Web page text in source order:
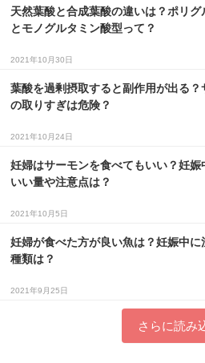
天然葉酸と合成葉酸の違いは？ポリグ
とモノグルタミン酸型って？
2021年10月30日
葉酸を過剰摂取すると副作用が出る？
の取りすぎは危険？
2021年10月24日
妊婦はサーモンを食べてもいい？妊娠
いい量や注意点は？
2021年10月5日
妊婦が食べた方が良い魚は？妊娠中に
種類は？
2021年9月25日
さらに読み